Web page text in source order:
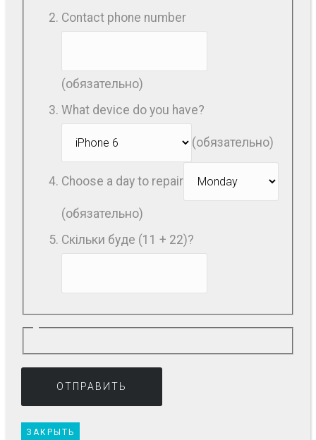
Contact phone number
(обязательно)
What device do you have?
(обязательно)
Choose a day to repair
(обязательно)
Скільки буде (11 + 22)?
ЗАКРЫТЬ